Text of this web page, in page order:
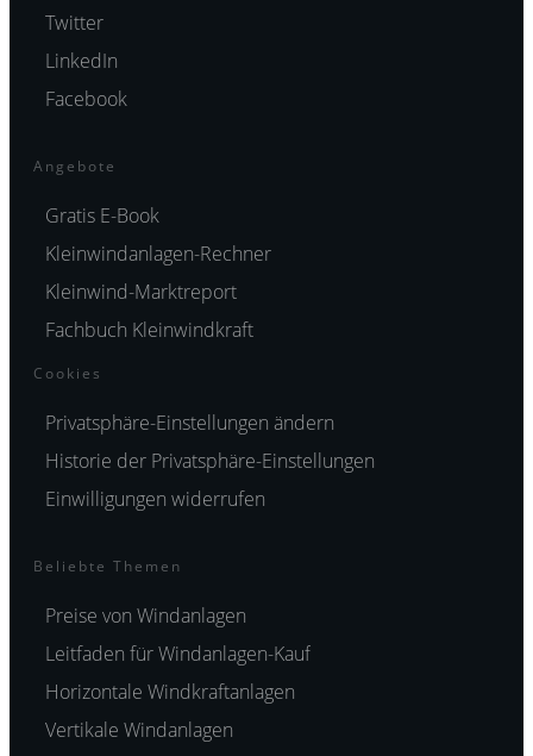
Twitter
LinkedIn
Facebook
Angebote
Gratis E-Book
Kleinwindanlagen-Rechner
Kleinwind-Marktreport
Fachbuch Kleinwindkraft
Cookies
Privatsphäre-Einstellungen ändern
Historie der Privatsphäre-Einstellungen
Einwilligungen widerrufen
Beliebte Themen
Preise von Windanlagen
Leitfaden für Windanlagen-Kauf
Horizontale Windkraftanlagen
Vertikale Windanlagen